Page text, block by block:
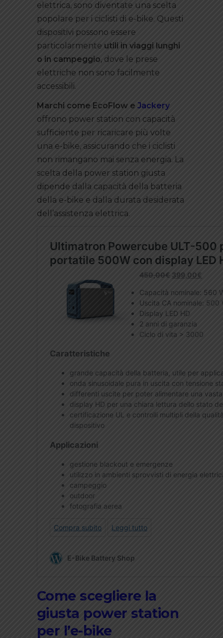
elettrica, sono diventate una scelta
popolare per i ciclisti di e-bike. Questi
dispositivi possono essere
particolarmente utili in viaggi lunghi
o in campeggio, dove le prese
elettriche non sono facilmente
accessibili.
Marchi come EcoFlow e Jackery
offrono power station con capacità
sufficiente per ricaricare più volte
una e-bike, assicurando che i ciclisti
non rimangano mai senza energia. La
scelta della power station giusta
dipende dalla capacità della batteria
della e-bike e dalla durata desiderata
dell’assistenza elettrica.
Come scegliere la
giusta power station
per l’e-bike